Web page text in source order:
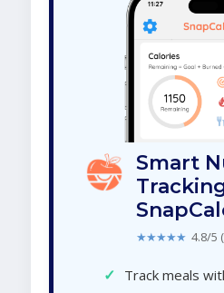
Smart
★★★★★ 4.8/5
✓ Track meals